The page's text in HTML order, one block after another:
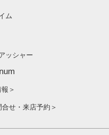
ム
ッシャー
＞
合せ・来店予約＞